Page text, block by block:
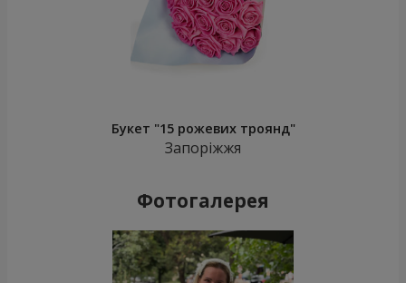
Букет "15 рожевих троянд"
Запоріжжя
Фотогалерея